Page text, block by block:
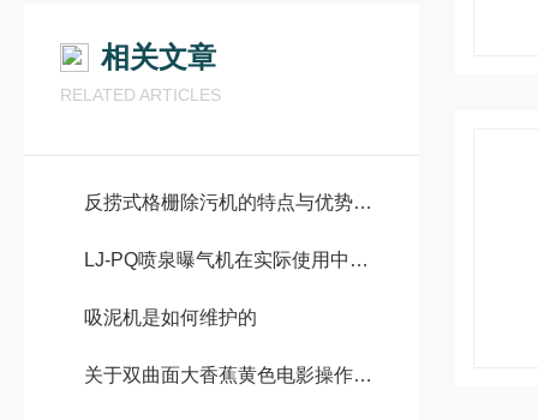
相关文章
RELATED ARTICLES
反捞式格栅除污机的特点与优势有哪些？
LJ-PQ喷泉曝气机在实际使用中应该注意哪些问题？
吸泥机是如何维护的
关于双曲面大香蕉黄色电影操作安装要点介绍